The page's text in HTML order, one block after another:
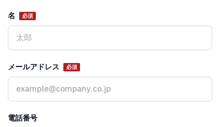
名 必須
メールアドレス 必須
電話番号